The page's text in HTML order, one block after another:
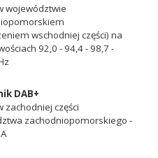
województwie
wschodniej części) na
92,0 - 94,4 - 98,7 -
DAB+
zachodniej części
zachodniopomorskiego -